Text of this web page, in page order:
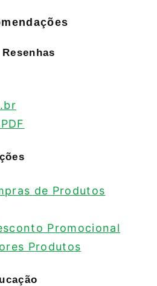
de Produtos
Promocional
Produtos